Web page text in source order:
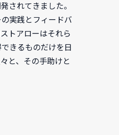
されてきました。
実践とフィードバ
トアローはそれら
きるものだけを日
と、その手助けと